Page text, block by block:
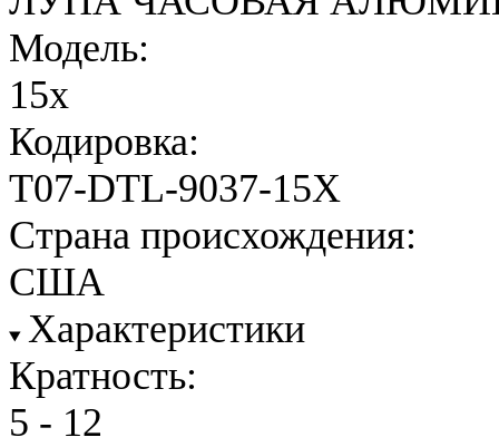
Модель:
15x
Кодировка:
T07-DTL-9037-15X
Страна происхождения:
США
Характеристики
Кратность:
5 - 12